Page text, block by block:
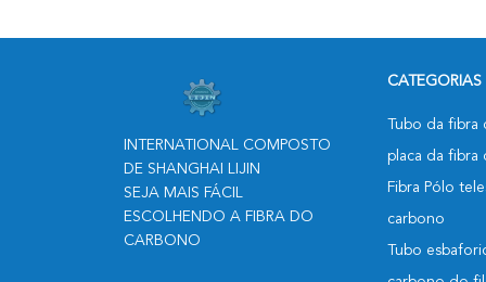
INTERNATIONAL COMPOSTO
DE SHANGHAI LIJIN
SEJA MAIS FÁCIL
ESCOLHENDO A FIBRA DO
CARBONO
CATEGORIAS
Tubo da
placa da fibra
Fibra Pólo
carbono
Tubo